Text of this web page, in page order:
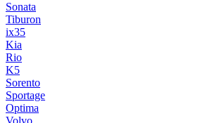
Sonata
Tiburon
ix35
Kia
Rio
K5
Sorento
Sportage
Optima
Volvo